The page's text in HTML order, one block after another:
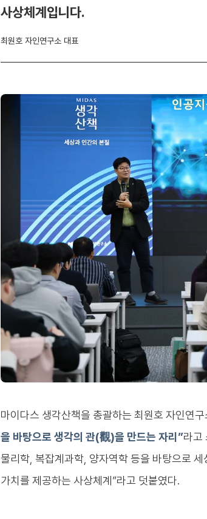
사상체계입니다.
최원호 자인연구소 대표
마이다스 생각산책을 총괄하는 최원호 자인연
을 바탕으로 생각의 관(觀)을 만드는 자리”라고
물리학, 복잡계과학, 양자역학 등을 바탕으로
가치를 제공하는 사상체계”라고 덧붙였다.